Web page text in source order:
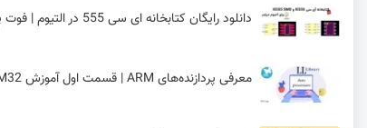
دانلود رایگان کتابخانه ای سی 555 در التیوم | فوت پرینت IC 555
معرفی پردازنده‌های ARM | قسمت اول آموزش STM32 با توابع LL